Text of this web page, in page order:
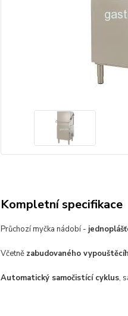
Kompletní specifikace
Průchozí myčka nádobí -
Včetně zabudovaného
Automatický samočistící cyklus,